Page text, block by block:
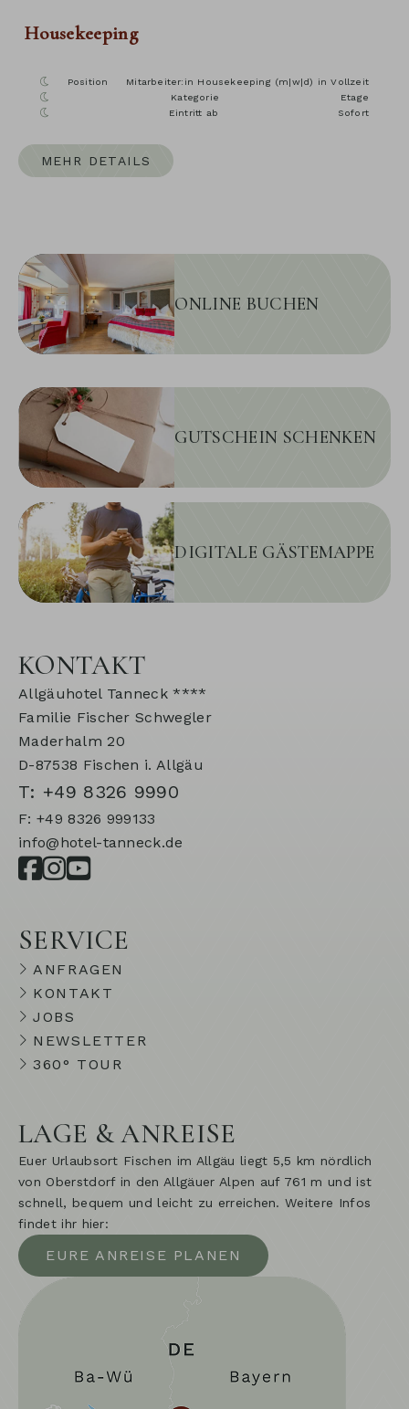
Housekeeping
Position
Mitarbeiter:in Housekeeping (m|w|d) in Vollzeit
Kategorie
Etage
Eintritt ab
Sofort
MEHR DETAILS
ONLINE BUCHEN
GUTSCHEIN SCHENKEN
DIGITALE GÄSTEMAPPE
KONTAKT
Allgäuhotel Tanneck ****
Familie Fischer Schwegler
Maderhalm 20
D-87538 Fischen i. Allgäu
T: +49 8326 9990
F: +49 8326 999133
info@hotel-tanneck.de
SERVICE
ANFRAGEN
KONTAKT
JOBS
NEWSLETTER
360° TOUR
LAGE & ANREISE
Euer Urlaubsort Fischen im Allgäu liegt 5,5 km nördlich
von Oberstdorf in den Allgäuer Alpen auf 761 m und ist
schnell, bequem und leicht zu erreichen. Weitere Infos
findet ihr hier:
EURE ANREISE PLANEN